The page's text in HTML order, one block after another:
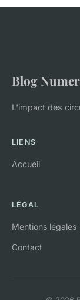
Blog
L'impact des
LIENS
Accueil
LÉGAL
Mentions légales
Contact